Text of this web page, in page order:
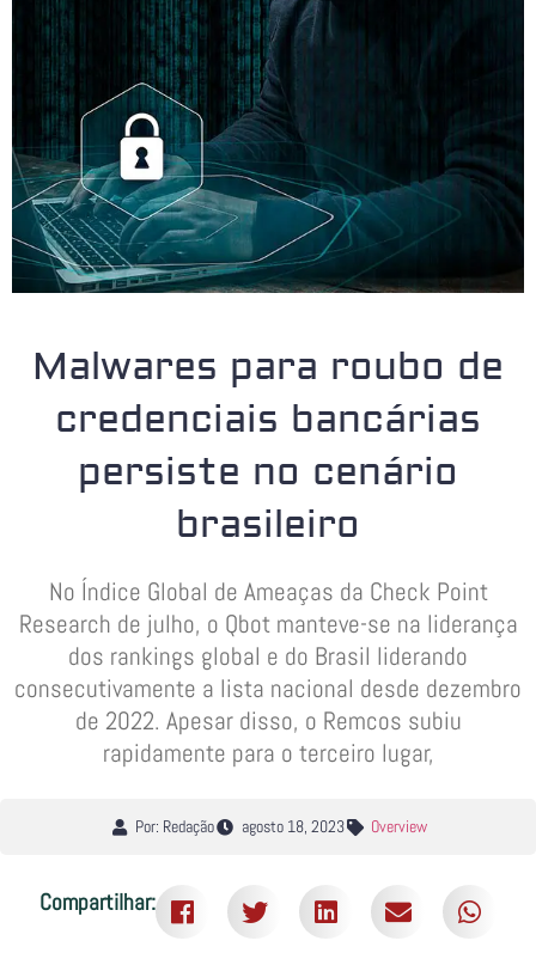
Malwares para roubo de
credenciais bancárias
persiste no cenário
brasileiro
No Índice Global de Ameaças da Check Point
Research de julho, o Qbot manteve-se na liderança
dos rankings global e do Brasil liderando
consecutivamente a lista nacional desde dezembro
de 2022. Apesar disso, o Remcos subiu
rapidamente para o terceiro lugar,
Por: Redação agosto 18, 2023 Overview
Compartilhar: